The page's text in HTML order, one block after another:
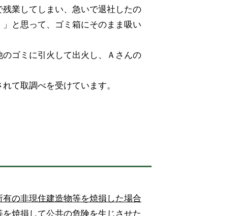
業してしまい、急いで退社したの
と思って、ゴミ箱にそのまま吸い
ゴミに引火して出火し、Ａさんの
て取調べを受けています。
の非現住建造物等を焼損した場合
焼損して公共の危険を生じさせた